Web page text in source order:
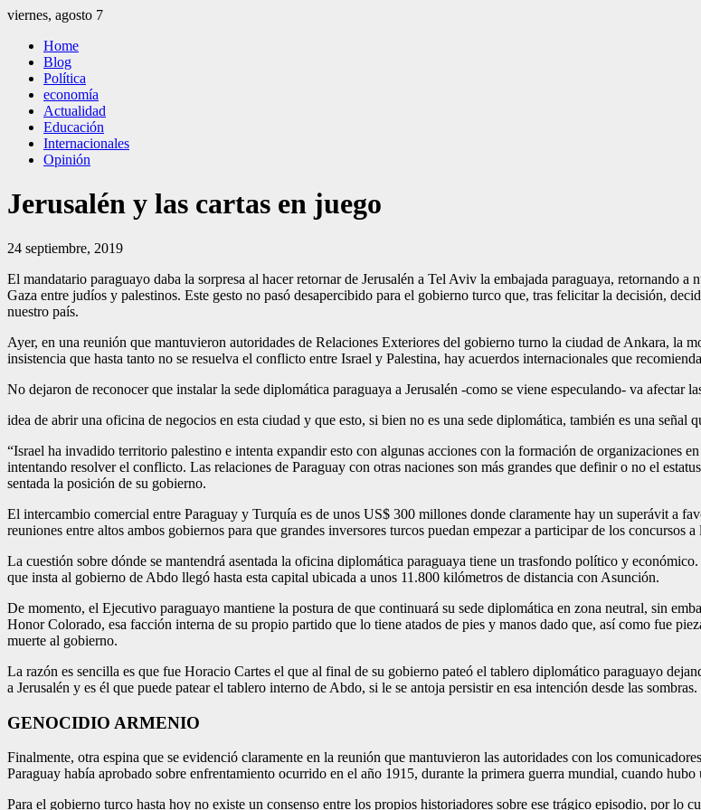
Saltar
contenido
viernes, agosto 7
El Independiente
El independiente Libre y Transparente
Home
Blog
Política
economía
Actualidad
Educación
Internacionales
Opinión
Jerusalén y las cartas en juego
24 septiembre, 2019
El mandatario paraguayo daba la sorpresa al hacer retornar de Jerusalén a Tel Aviv la embajada paraguaya, retornando
Gaza entre judíos y palestinos. Este gesto no pasó desapercibido para el gobierno turco que, tras felicitar la decisión,
nuestro país.
Ayer, en una reunión que mantuvieron autoridades de Relaciones Exteriores del gobierno turno la ciudad de Ankara, la
insistencia que hasta tanto no se resuelva el conflicto entre Israel y Palestina, hay acuerdos internacionales que
No dejaron de recono­cer que instalar la sede diplomática paraguaya a Jerusalén -como se viene especulando- va afectar
idea de abrir una oficina de negocios en esta ciudad y que esto, si bien no es una sede diplomática, también es una señal
“Israel ha invadido terri­torio palestino e intenta expandir esto con algunas acciones con la formación de organizaciones
intentando resolver el conflicto. Las relacio­nes de Paraguay con otras naciones son más grandes que definir o no el
sentada la posición de su gobierno.
El intercambio comercial entre Paraguay y Turquía es de unos US$ 300 millo­nes donde claramente hay un superávit a
reuniones entre altos ambos gobiernos para que grandes inversores turcos puedan empezar a parti­cipar de los concursos
La cuestión sobre dónde se mantendrá asentada la oficina diplomática para­guaya tiene un trasfondo político y
que insta al gobierno de Abdo llegó hasta esta capital ubicada a unos 11.800 kilómetros de distancia con Asunción.
De momento, el Ejecuti­vo paraguayo mantiene la postura de que conti­nuará su sede diplomática en zona neutral, sin
Honor Colo­rado, esa facción interna de su propio partido que lo tiene atados de pies y ma­nos dado que, así como fue
muerte al gobierno.
La razón es sencilla es que fue Horacio Cartes el que al final de su gobierno pa­teó el tablero diplomático paraguayo
a Jerusalén y es él que puede patear el tablero in­terno de Abdo, si le se anto­ja persistir en esa intención desde las sombras.
GENOCIDIO ARMENIO
Finalmente, otra espina que se evidenció clara­mente en la reunión que mantuvieron las autorida­des con los
Paraguay había apro­bado sobre enfrentamiento ocurrido en el año 1915, durante la primera guerra mundial, cuando
Para el gobierno turco hasta hoy no existe un consenso entre los propios historiadores sobre ese trá­gico episodio, por lo